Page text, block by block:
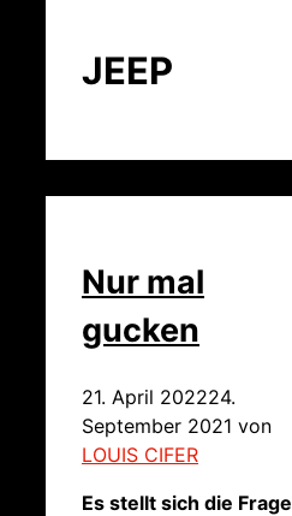
JEEP
Nur mal
gucken
21. April 202224.
September 2021 von
LOUIS CIFER
Es stellt sich die